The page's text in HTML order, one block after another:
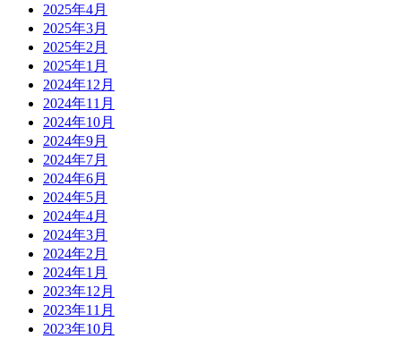
2025年4月
2025年3月
2025年2月
2025年1月
2024年12月
2024年11月
2024年10月
2024年9月
2024年7月
2024年6月
2024年5月
2024年4月
2024年3月
2024年2月
2024年1月
2023年12月
2023年11月
2023年10月